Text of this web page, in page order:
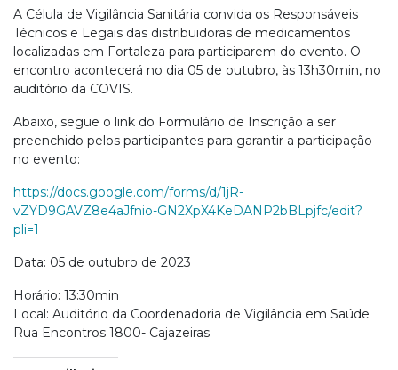
A Célula de Vigilância Sanitária convida os Responsáveis
Técnicos e Legais das distribuidoras de medicamentos
localizadas em Fortaleza para participarem do evento. O
encontro acontecerá no dia 05 de outubro, às 13h30min, no
auditório da COVIS.
Abaixo, segue o link do Formulário de Inscrição a ser
preenchido pelos participantes para garantir a participação
no evento:
https://docs.google.com/forms/d/1jR-
vZYD9GAVZ8e4aJfnio-GN2XpX4KeDANP2bBLpjfc/edit?
pli=1
Data: 05 de outubro de 2023
Horário: 13:30min
Local: Auditório da Coordenadoria de Vigilância em Saúde
Rua Encontros 1800- Cajazeiras